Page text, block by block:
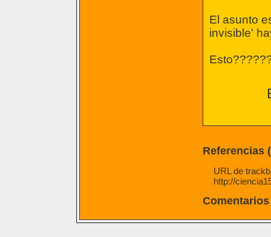
El asunto
invisible'
Referencias
URL de
http://
Comentarios